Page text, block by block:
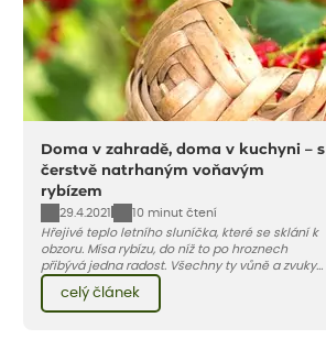
Doma v zahradě, doma v kuchyni – s
čerstvě natrhaným voňavým
rybízem
29.4.2021
10 minut čtení
Hřejivé teplo letního sluníčka, které se sklání k
obzoru. Mísa rybízu, do níž to po hroznech
přibývá jedna radost. Všechny ty vůně a zvuky
červencové zahrady. Sklizeň rybízu do kuchyně
vnese neuvěřitelný klid a radost. A taky trochu
bezstarostnosti dětství při mlsání babiččina
celý článek